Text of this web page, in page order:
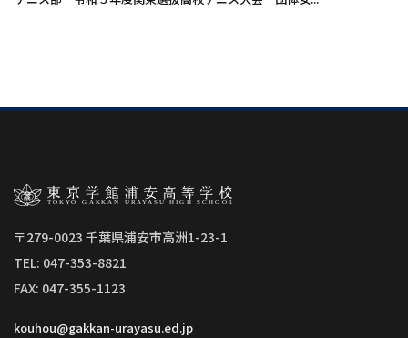
〒279-0023 千葉県浦安市高洲1-23-1
TEL: 047-353-8821
FAX: 047-355-1123
kouhou@gakkan-urayasu.ed.jp